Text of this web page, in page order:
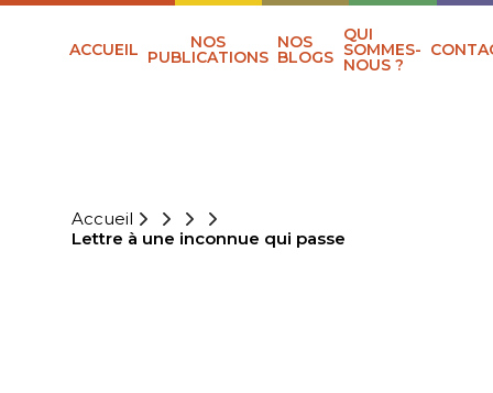
ACCUEIL NOS
PUBLICATIONS
NOS
BLOGS
QUI
SOMMES-
NOUS ?
Accueil
Lettre à une inconnue qui passe